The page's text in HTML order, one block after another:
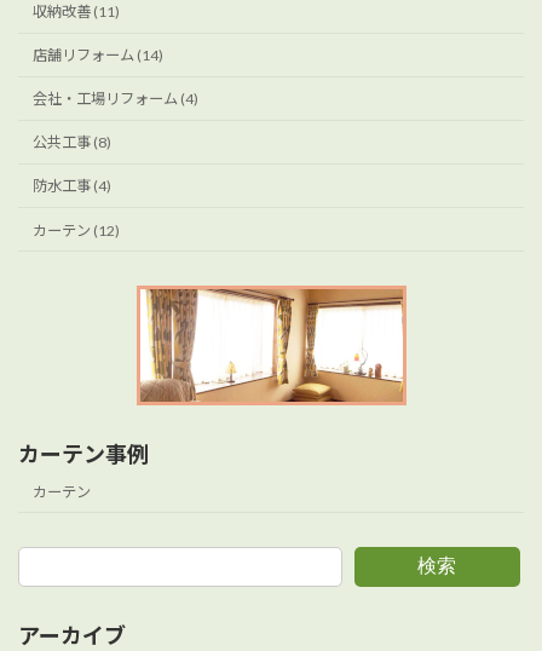
収納改善 (11)
店舗リフォーム (14)
会社・工場リフォーム (4)
公共工事 (8)
防水工事 (4)
カーテン (12)
カーテン事例
カーテン
検索
アーカイブ